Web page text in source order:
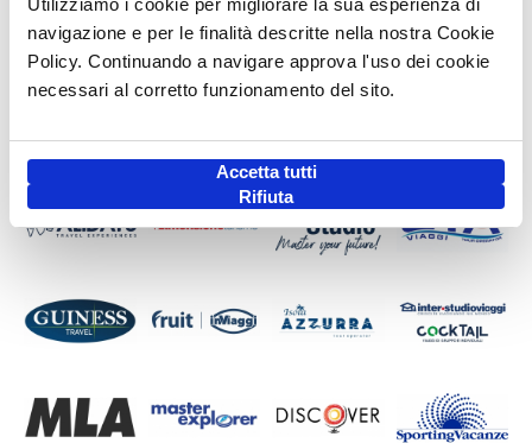
navigazione e per le finalità descritte nella nostra Cookie
Policy. Continuando a navigare approva l'uso dei cookie
necessari al corretto funzionamento del sito.
Accetta tutti
Rifiuta